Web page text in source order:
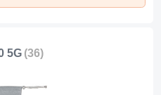
5G (36)